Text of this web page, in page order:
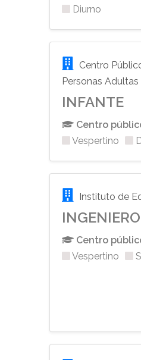
Diurno
Centro
Personas Adultas
INFANTE
Centro
Vespertino
Instituto de
Centro
Vespertino